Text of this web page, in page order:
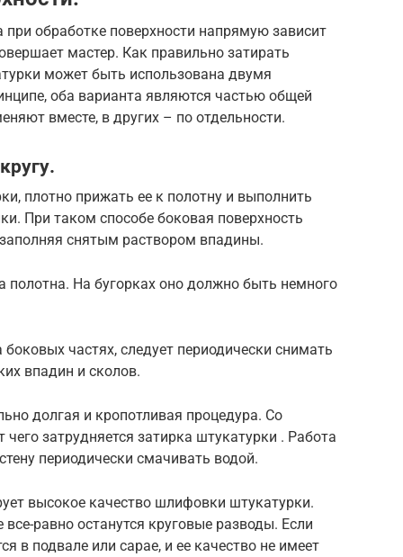
при обработке поверхности напрямую зависит
мастер. Как правильно затирать
может быть использована двумя
оба варианта являются частью общей
вместе, в других – по отдельности.
плотно прижать ее к полотну и выполнить
При таком способе боковая поверхность
снятым раствором впадины.
полотна. На бугорках оно должно быть немного
частях, следует периодически снимать
впадин и сколов.
долгая и кропотливая процедура. Со
затрудняется затирка штукатурки . Работа
периодически смачивать водой.
высокое качество шлифовки штукатурки.
равно останутся круговые разводы. Если
в подвале или сарае, и ее качество не имеет